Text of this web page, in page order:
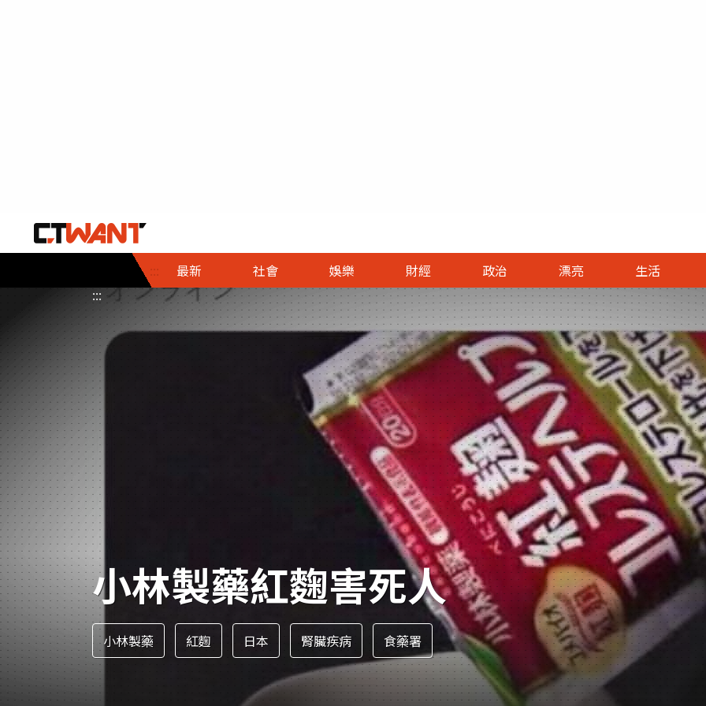
::: 最新 社會
社會首頁
時事
直擊
娛樂
娛樂首頁
即時
大條
財經
財經首頁
熱線
人物
專欄
房產新勢力
政治
政治首頁
焦點
人物
評論
漂亮
漂亮首頁
美容
時尚
精品
生活
生活首頁
綜合
美旅
健康
寵物
運勢
運動
梅酒
國際首頁
最新
大陸
論壇
新聞
影音
:::
小林製藥紅麴害死人
小林製藥 紅麴 日本 腎臟疾病 食藥署